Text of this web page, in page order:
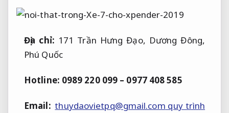
Địa chỉ: 171 Trần Hưng Đạo, Dương Đông,
Phú Quốc
Hotline: 0989 220 099 – 0977 408 585
Email: thuydaovietpq@gmail.com quy trình